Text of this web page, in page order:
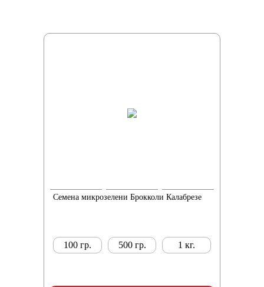
Семена микрозелени Брокколи Калабрезе
100 гр. 500 гр. 1 кг.